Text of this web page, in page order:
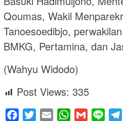
Qoumas, Wakil
Tanoesoedibjo,
BMKG, Pertamina, dan
(Wahyu Widodo)
Post Views: 335
Facebook
Twitter Email WhatsApp
Gmail Line